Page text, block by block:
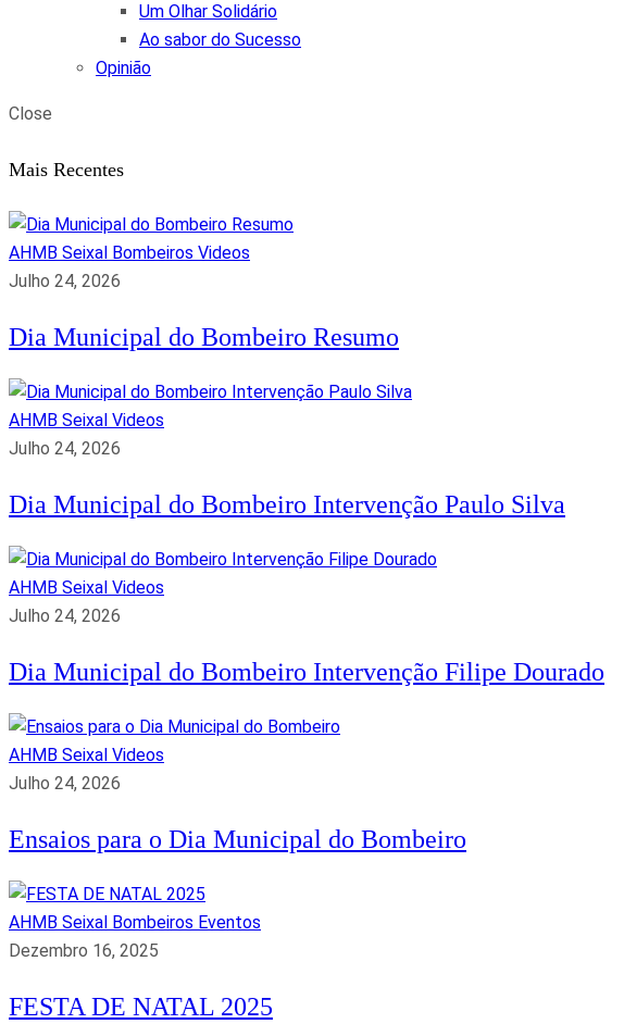
Um Olhar Solidário
Ao sabor do Sucesso
Opinião
Close
Mais Recentes
AHMB Seixal Bombeiros Videos
Julho 24, 2026
Dia Municipal do Bombeiro Resumo
AHMB Seixal Videos
Julho 24, 2026
Dia Municipal do Bombeiro Intervenção Paulo Silva
AHMB Seixal Videos
Julho 24, 2026
Dia Municipal do Bombeiro Intervenção Filipe Dourado
AHMB Seixal Videos
Julho 24, 2026
Ensaios para o Dia Municipal do Bombeiro
AHMB Seixal Bombeiros Eventos
Dezembro 16, 2025
FESTA DE NATAL 2025